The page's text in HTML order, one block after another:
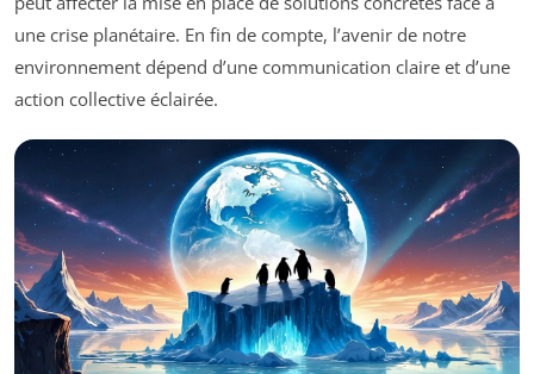
une crise planétaire. En fin de compte, l’avenir de notre
environnement dépend d’une communication claire et d’une
action collective éclairée.